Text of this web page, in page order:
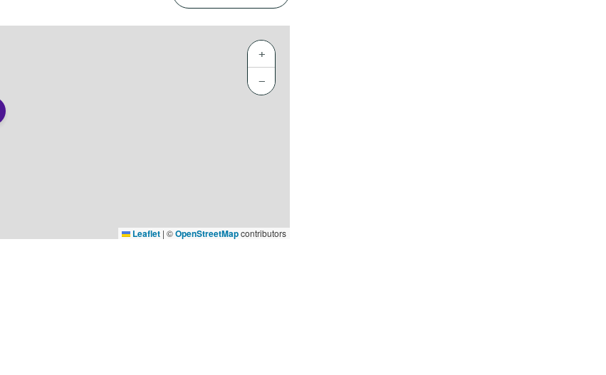
+
−
Leaflet | ©OpenStreetMapcontributors